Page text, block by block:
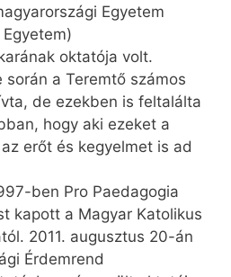
Egyetem
oktatója volt.
a Teremtő számos
de ezekben is feltalálta
hogy aki ezeket a
erőt és kegyelmet is ad
ben Pro Paedagogia
kapott a Magyar Katolikus
2011. augusztus 20-án
Érdemrend